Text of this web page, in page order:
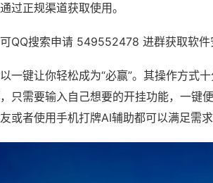
过正规渠道获取使用。
QQ搜索申请 549552478 进群获取软件
一键让你轻松成为“必赢”。其操作方式
只需要输入自己想要的开挂功能，一键
或者使用手机打牌AI辅助都可以满足需求